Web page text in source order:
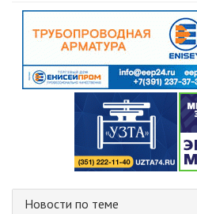
Новости по теме